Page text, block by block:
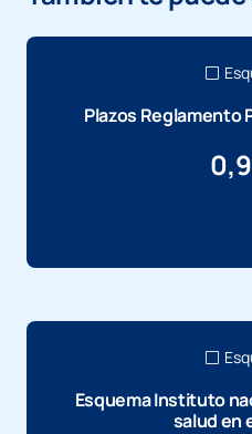
Plazos Reglamento
Esquema Instituto
salud en